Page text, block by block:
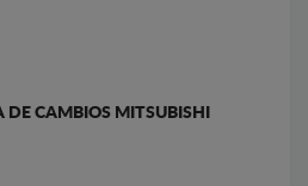
DE CAMBIOS MITSUBISHI